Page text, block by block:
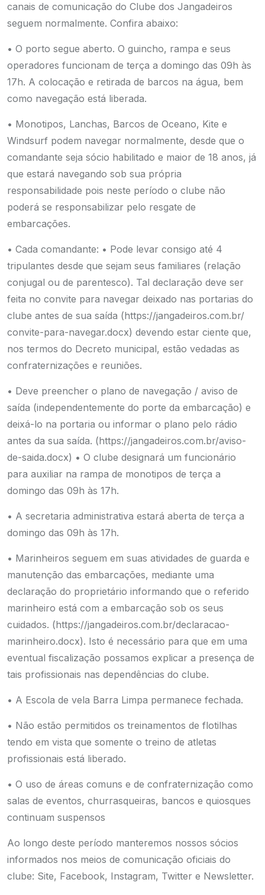
canais de comunicação do Clube dos Jangadeiros
seguem normalmente. Confira abaixo:
• O porto segue aberto. O guincho, rampa e seus
operadores funcionam de terça a domingo das 09h às
17h. A colocação e retirada de barcos na água, bem
como navegação está liberada.
• Monotipos, Lanchas, Barcos de Oceano, Kite e
Windsurf podem navegar normalmente, desde que o
comandante seja sócio habilitado e maior de 18 anos, já
que estará navegando sob sua própria
responsabilidade pois neste período o clube não
poderá se responsabilizar pelo resgate de
embarcações.
• Cada comandante: • Pode levar consigo até 4
tripulantes desde que sejam seus familiares (relação
conjugal ou de parentesco). Tal declaração deve ser
feita no convite para navegar deixado nas portarias do
clube antes de sua saída (https://jangadeiros.com.br/
convite-para-navegar.docx) devendo estar ciente que,
nos termos do Decreto municipal, estão vedadas as
confraternizações e reuniões.
• Deve preencher o plano de navegação / aviso de
saída (independentemente do porte da embarcação) e
deixá-lo na portaria ou informar o plano pelo rádio
antes da sua saída. (https://jangadeiros.com.br/aviso-
de-saida.docx) • O clube designará um funcionário
para auxiliar na rampa de monotipos de terça a
domingo das 09h às 17h.
• A secretaria administrativa estará aberta de terça a
domingo das 09h às 17h.
• Marinheiros seguem em suas atividades de guarda e
manutenção das embarcações, mediante uma
declaração do proprietário informando que o referido
marinheiro está com a embarcação sob os seus
cuidados. (https://jangadeiros.com.br/declaracao-
marinheiro.docx). Isto é necessário para que em uma
eventual fiscalização possamos explicar a presença de
tais profissionais nas dependências do clube.
• A Escola de vela Barra Limpa permanece fechada.
• Não estão permitidos os treinamentos de flotilhas
tendo em vista que somente o treino de atletas
profissionais está liberado.
• O uso de áreas comuns e de confraternização como
salas de eventos, churrasqueiras, bancos e quiosques
continuam suspensos
Ao longo deste período manteremos nossos sócios
informados nos meios de comunicação oficiais do
clube: Site, Facebook, Instagram, Twitter e Newsletter.